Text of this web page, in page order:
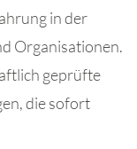
in der
Organisationen.
geprüfte
die sofort